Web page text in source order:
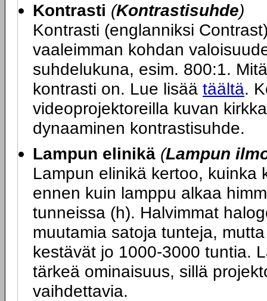
Kontrasti (Kontrastisuhde)
Kontrasti (englanniksi
vaaleimman kohdan
suhdelukuna, esim. 800:1.
kontrasti on. Lue lisää täältä.
videoprojektoreilla kuvan
dynaaminen kontrastisuhde.
Lampun elinikä (Lampun
Lampun elinikä kertoo, kuinka
ennen kuin lamppu alkaa
tunneissa (h). Halvimmat
muutamia satoja tunteja,
kestävät jo 1000-3000 tuntia.
tärkeä ominaisuus, sillä
vaihdettavia.